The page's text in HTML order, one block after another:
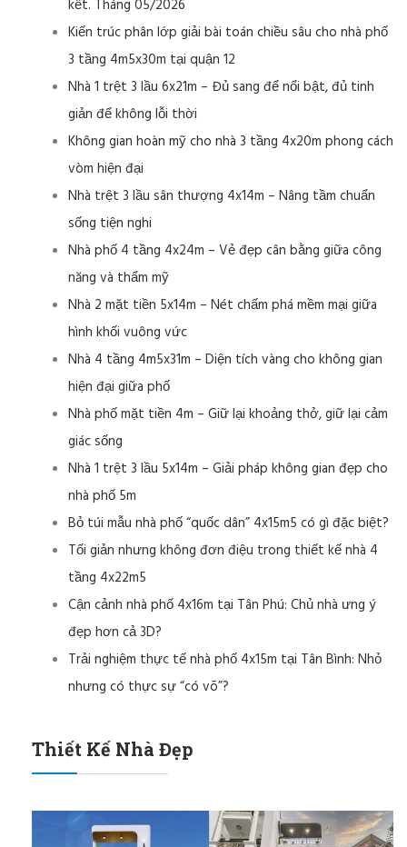
kết. Tháng 05/2026
Kiến trúc phân lớp giải bài toán chiều sâu cho nhà phố
3 tầng 4m5x30m tại quận 12
Nhà 1 trệt 3 lầu 6x21m – Đủ sang để nổi bật, đủ tinh
giản để không lỗi thời
Không gian hoàn mỹ cho nhà 3 tầng 4x20m phong cách
vòm hiện đại
Nhà trệt 3 lầu sân thượng 4x14m – Nâng tầm chuẩn
sống tiện nghi
Nhà phố 4 tầng 4x24m – Vẻ đẹp cân bằng giữa công
năng và thẩm mỹ
Nhà 2 mặt tiền 5x14m – Nét chấm phá mềm mại giữa
hình khối vuông vức
Nhà 4 tầng 4m5x31m – Diện tích vàng cho không gian
hiện đại giữa phố
Nhà phố mặt tiền 4m – Giữ lại khoảng thở, giữ lại cảm
giác sống
Nhà 1 trệt 3 lầu 5x14m – Giải pháp không gian đẹp cho
nhà phố 5m
Bỏ túi mẫu nhà phố “quốc dân” 4x15m5 có gì đặc biệt?
Tối giản nhưng không đơn điệu trong thiết kế nhà 4
tầng 4x22m5
Cận cảnh nhà phố 4x16m tại Tân Phú: Chủ nhà ưng ý
đẹp hơn cả 3D?
Trải nghiệm thực tế nhà phố 4x15m tại Tân Bình: Nhỏ
nhưng có thực sự “có võ”?
Thiết Kế Nhà Đẹp